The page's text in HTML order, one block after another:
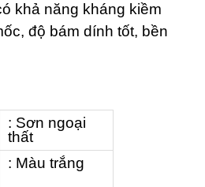
khả năng kháng kiềm
độ bám dính tốt, bền
: Sơn ngoại
thất
: Màu trắng